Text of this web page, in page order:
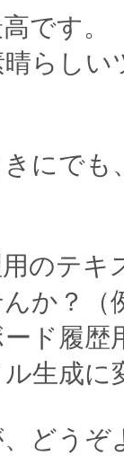
です。
らし
にで
用のテ
か？（
ード履
生成
どう